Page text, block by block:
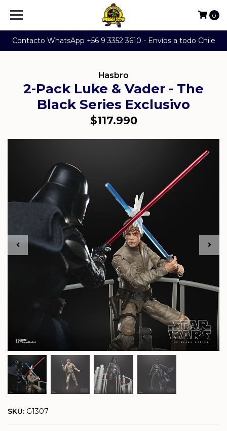
Contacto WhatsApp +56 9 3352 3610 - Envíos a todo Chile
0
Hasbro
2-Pack Luke & Vader - The
Black Series Exclusivo
$117.990
SKU: G1307